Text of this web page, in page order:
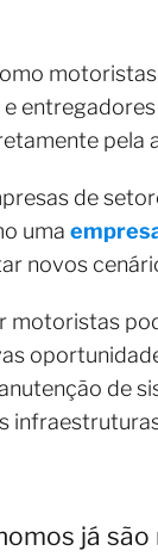
pela
de
uma
novos
motoristas
de
já são